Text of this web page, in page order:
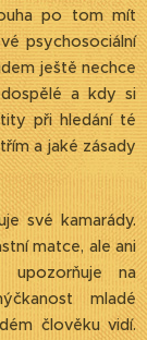
po tom mít
psychosociální
ještě nechce
a kdy si
při hledání té
a jaké zásady
své kamarády.
matce, ale ani
upozorňuje na
mladé
člověku vidí.